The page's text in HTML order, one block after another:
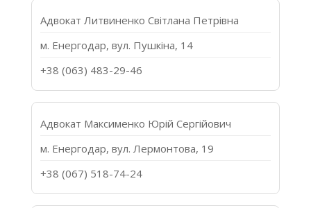
Адвокат Литвиненко Світлана Петрівна
м. Енергодар, вул. Пушкіна, 14
+38 (063) 483-29-46
Адвокат Максименко Юрій Сергійович
м. Енергодар, вул. Лермонтова, 19
+38 (067) 518-74-24